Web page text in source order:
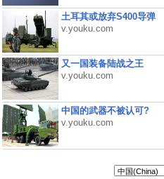
土耳其或放弃S400导弹
v.youku.com
又一国装备陆战之王
v.youku.com
中国的武器不被认可?
v.youku.com